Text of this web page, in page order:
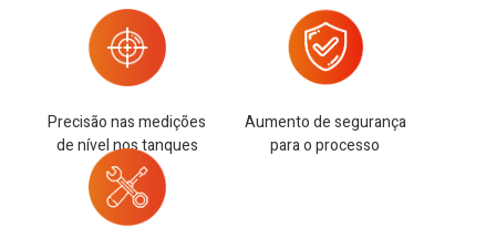
Precisão nas medições
de nível nos tanques
Aumento de segurança
para o processo